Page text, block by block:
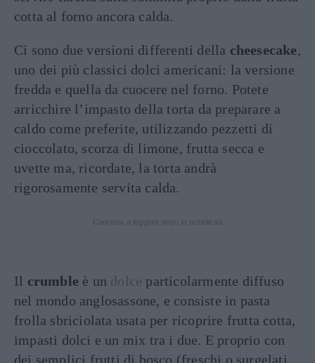
cotta al forno ancora calda.
Ci sono due versioni differenti della cheesecake,
uno dei più classici dolci americani: la versione
fredda e quella da cuocere nel forno. Potete
arricchire l’impasto della torta da preparare a
caldo come preferite, utilizzando pezzetti di
cioccolato, scorza di limone, frutta secca e
uvette ma, ricordate, la torta andrà
rigorosamente servita calda.
Il crumble è un dolce particolarmente diffuso
nel mondo anglosassone, e consiste in pasta
frolla sbriciolata usata per ricoprire frutta cotta,
impasti dolci e un mix tra i due. E proprio con
dei semplici frutti di bosco (freschi o surgelati,